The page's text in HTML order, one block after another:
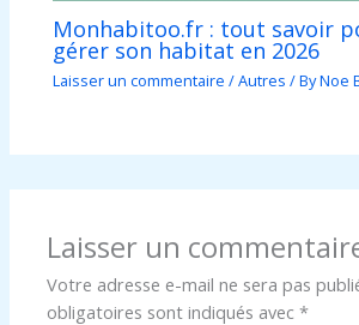
Monhabitoo.fr : tout savoir
gérer son habitat en 2026
Laisser un commentaire /Autres / ByNoe
Laisser un
Votre adresse e-mail ne sera pas
obligatoires sont indiqués avec*